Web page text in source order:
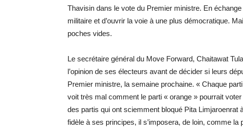
Thavisin dans le vote du Premier ministre. En
militaire et d’ouvrir la voie à une plus démocratique.
poches vides.
Le secrétaire général du Move Forward, Chaitawat
l’opinion de ses électeurs avant de décider si leurs
Premier ministre, la semaine prochaine. « Chaque
voit très mal comment le parti « orange » pourrait
des partis qui ont sciemment bloqué Pita
fidèle à ses principes, il s’imposera, de loin, comme la